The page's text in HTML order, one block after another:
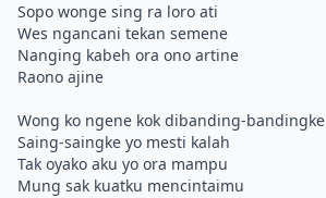
Sopo wonge sing ra loro ati
Wes ngancani tekan semene
Nanging kabeh ora ono artine
Raono ajine
Wong ko ngene kok dibanding-bandingke
Saing-saingke yo mesti kalah
Tak oyako aku yo ora mampu